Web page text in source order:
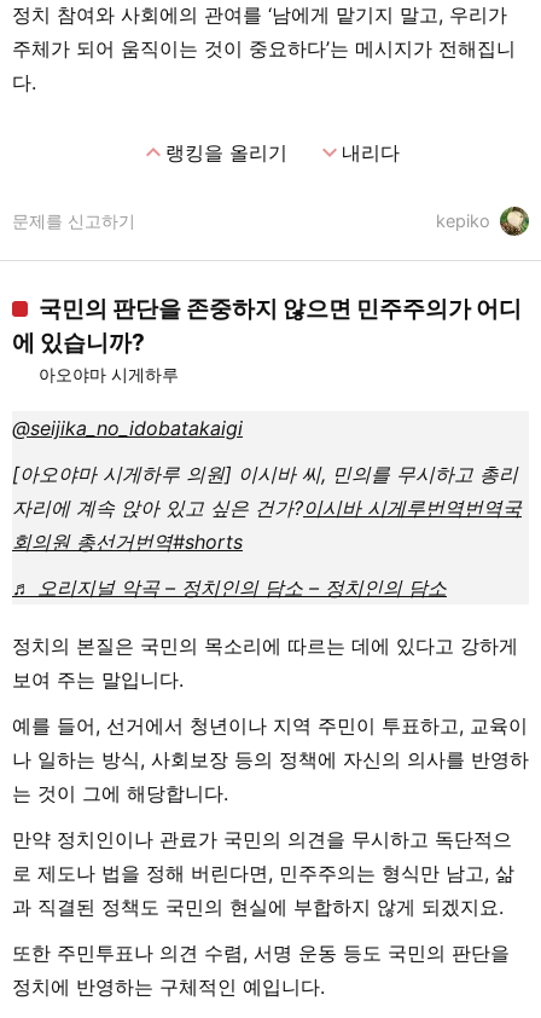
정치 참여와 사회에의 관여를 ‘남에게 맡기지 말고, 우리가
주체가 되어 움직이는 것이 중요하다’는 메시지가 전해집니
다.
expand_less랭킹을 올리기 expand_more내리다
kepiko
문제를 신고하기
국민의 판단을 존중하지 않으면 민주주의가 어디
에 있습니까?
아오야마 시게하루
@seijika_no_idobatakaigi
[아오야마 시게하루 의원] 이시바 씨, 민의를 무시하고 총리
자리에 계속 앉아 있고 싶은 건가?이시바 시게루번역번역국
회의원 총선거번역#shorts
♬ 오리지널 악곡 – 정치인의 담소 – 정치인의 담소
정치의 본질은 국민의 목소리에 따르는 데에 있다고 강하게
보여 주는 말입니다.
예를 들어, 선거에서 청년이나 지역 주민이 투표하고, 교육이
나 일하는 방식, 사회보장 등의 정책에 자신의 의사를 반영하
는 것이 그에 해당합니다.
만약 정치인이나 관료가 국민의 의견을 무시하고 독단적으
로 제도나 법을 정해 버린다면, 민주주의는 형식만 남고, 삶
과 직결된 정책도 국민의 현실에 부합하지 않게 되겠지요.
또한 주민투표나 의견 수렴, 서명 운동 등도 국민의 판단을
정치에 반영하는 구체적인 예입니다.